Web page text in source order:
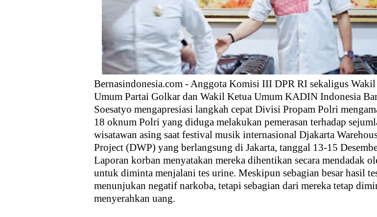
Bernasindonesia.com - Anggota Komisi III DPR RI sekaligus
Umum Partai Golkar dan Wakil Ketua Umum KADIN Indonesia
Soesatyo mengapresiasi langkah cepat Divisi Propam Polri
18 oknum Polri yang diduga melakukan pemerasan terhadap
wisatawan asing saat festival musik internasional Djakarta
Project (DWP) yang berlangsung di Jakarta, tanggal 13-15
Laporan korban menyatakan mereka dihentikan secara mendadak
untuk diminta menjalani tes urine. Meskipun sebagian besar hasil
menunjukan negatif narkoba, tetapi sebagian dari mereka tetap
menyerahkan uang.